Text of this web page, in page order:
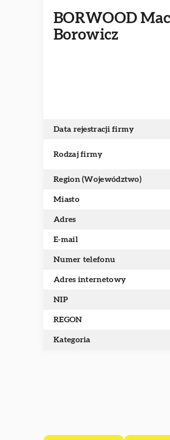
BORWOOD
Borowicz
Data rejestracji firmy
Rodzaj firmy
Region (Województwo)
Miasto
Adres
E-mail
Numer telefonu
Adres internetowy
NIP
REGON
Kategoria